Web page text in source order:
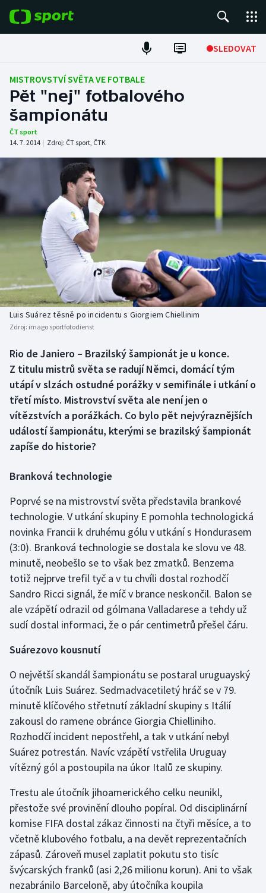
SLEDOVAT
Fotbal
Hokej
Tenis
Atletika
Cyklistika
DALŠÍ SPORTY
Americký fotbal
Baseball a softbal
Basketbal
Biatlon
Boby a skeleton
Box
Curling
Dostihy
Florbal
Futsal
Golf
Gymnastika
Házená
Jezdectví
Judo
Krasobruslení
Lezení
Lyže a snowboard
Moderní pětiboj
Motorsport
Olympijské hry
Parasport
Plavání
NEPŘEHLÉDNĚTE
Soutěže
Historické návraty
Aplikace ČT sport
AZ kvíz
MISTROVSTVÍ SVĚTA VE FOTBALE
Pět "nej" fotbalového
šampionátu
ČT sport
14. 7. 2014 | Zdroj: ČT sport, ČTK
Luis Suárez těsně po incidentu s Giorgiem Chiellinim
Zdroj: imago sportfotodienst
Rio de Janiero – Brazilský šampionát je u konce.
Z titulu mistrů světa se radují Němci, domácí tým
utápí v slzách ostudné porážky v semifinále i utkání o
třetí místo. Mistrovství světa ale není jen o
vítězstvích a porážkách. Co bylo pět nejvýraznějších
událostí šampionátu, kterými se brazilský šampionát
zapíše do historie?
Branková technologie
Poprvé se na mistrovství světa představila brankové
technologie. V utkání skupiny E pomohla technologická
novinka Francii k druhému gólu v utkání s Hondurasem
(3:0). Branková technologie se dostala ke slovu ve 48.
minutě, neobešlo se to však bez zmatků. Benzema
totiž nejprve trefil tyč a v tu chvíli dostal rozhodčí
Sandro Ricci signál, že míč v brance neskončil. Balon se
ale vzápětí odrazil od gólmana Valladarese a tehdy už
sudí dostal informaci, že o pár centimetrů přešel čáru.
Suárezovo kousnutí
O největší skandál šampionátu se postaral uruguayský
útočník Luis Suárez. Sedmadvacetiletý hráč se v 79.
minutě klíčového střetnutí základní skupiny s Itálií
zakousl do ramene obránce Giorgia Chielliniho.
Rozhodčí incident nepostřehl, a tak v utkání nebyl
Suárez potrestán. Navíc vzápětí vstřelila Uruguay
vítězný gól a postoupila na úkor Italů ze skupiny.
Trestu ale útočník jihoamerického celku neunikl,
přestože své provinění dlouho popíral. Od disciplinární
komise FIFA dostal zákaz činnosti na čtyři měsíce, a to
včetně klubového fotbalu, a na devět reprezentačních
zápasů. Zároveň musel zaplatit pokutu sto tisíc
švýcarských franků (asi 2,26 milionu korun). Ani to však
nezabránilo Barceloně, aby útočníka koupila